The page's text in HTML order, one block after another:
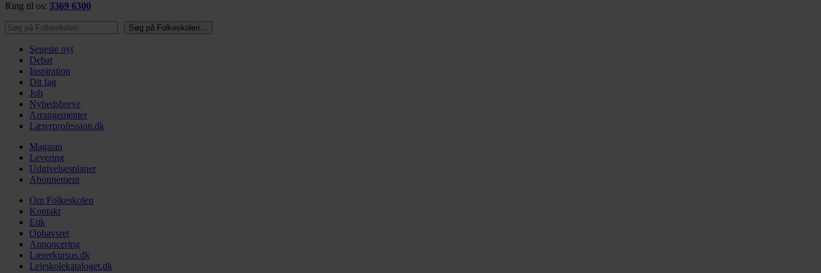
Ring til os: 3369 6300
Søg på Folkeskolen…
Søg på Folkeskolen…
Seneste nyt
Debat
Inspiration
Dit fag
Job
Nyhedsbreve
Arrangementer
Lærerprofession.dk
Magasin
Levering
Udgivelsesplaner
Abonnement
Om Folkeskolen
Kontakt
Etik
Ophavsret
Annoncering
Lærerkursus.dk
Lejrskolekataloget.dk